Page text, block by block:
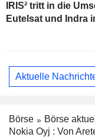
IRIS² tritt in die
Eutelsat und Indra
Aktuelle
Börse
Börse aktuell
Nokia Oyj : Von